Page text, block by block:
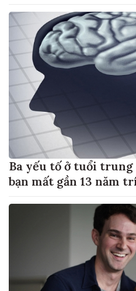
Ba yếu tố ở tuổi
bạn mất gần 13 năm